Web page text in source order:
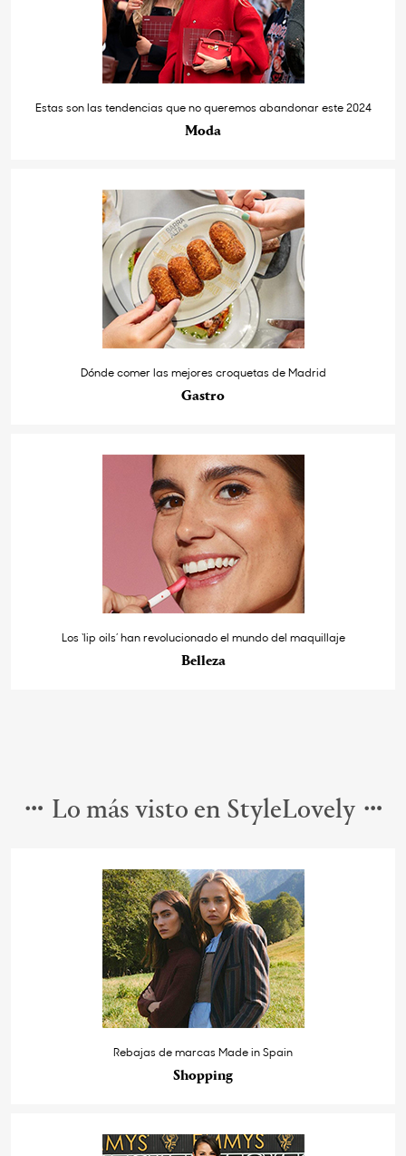
Estas son las tendencias que no queremos abandonar este 2024
Moda
Dónde comer las mejores croquetas de Madrid
Gastro
Los ‘lip oils’ han revolucionado el mundo del maquillaje
Belleza
Lo más visto en StyleLovely
Rebajas de marcas Made in Spain
Shopping